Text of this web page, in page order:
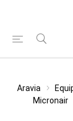
Aravia
Micronair